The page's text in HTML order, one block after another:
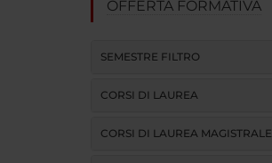
OFFERTA FORMATIVA
SEMESTRE FILTRO
CORSI DI LAUREA
CORSI DI LAUREA MAGISTRALE